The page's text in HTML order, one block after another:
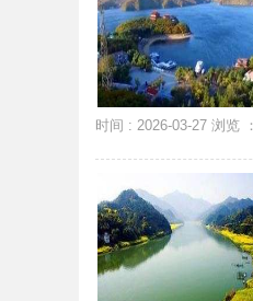
时间 : 2026-03-27 浏览 ：